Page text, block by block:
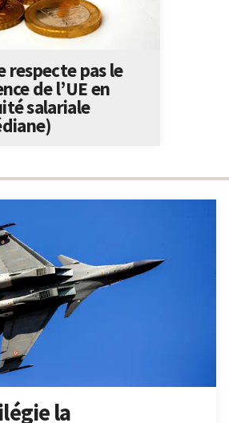
la
respecte pas le
de l’UE en
salariale